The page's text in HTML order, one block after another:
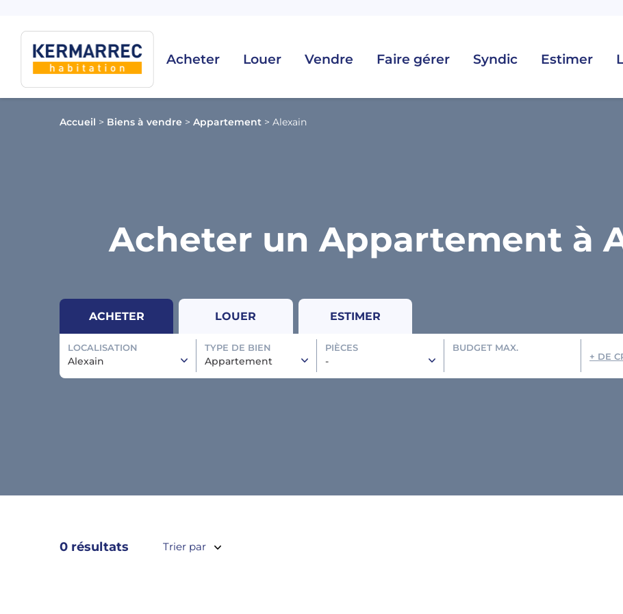
Acheter Louer Vendre Faire gérer Syndic Estimer
Accueil > Biens à vendre > Appartement > Alexain
Acheter un Appartement à
ACHETER LOUER ESTIMER
LOCALISATION
Alexain
TYPE DE BIEN
Appartement
PIÈCES
-
BUDGET MAX.
+ DE
0 résultats Trier par